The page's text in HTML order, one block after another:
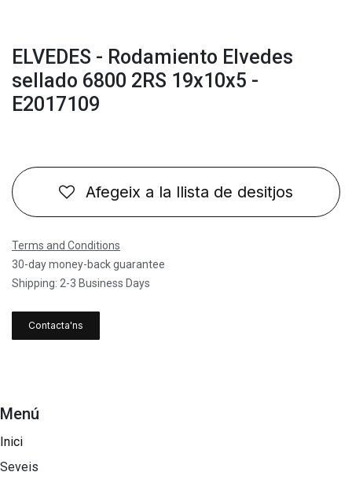
ELVEDES - Rodamiento Elvedes
sellado 6800 2RS 19x10x5 -
E2017109
Afegeix a la llista de desitjos
Terms and Conditions
30-day money-back guarantee
Shipping: 2-3 Business Days
Contacta'ns
Menú
Inici
Seveis